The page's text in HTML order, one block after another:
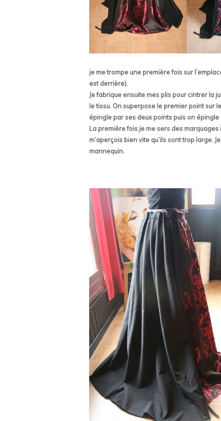
je me trompe une première fois sur
est derrière).
Je fabrique ensuite mes plis pour cintrer la
le tissu. On superpose le premier point sur
épingle par ses deux points puis on
La première fois je me sers des
m’aperçois bien vite qu’ils sont trop large.
mannequin.